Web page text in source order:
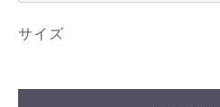
サイズ